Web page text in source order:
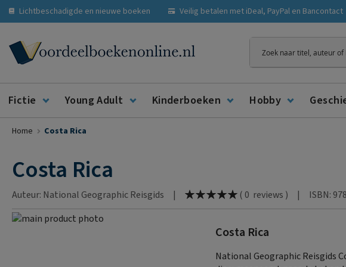
Lichtbeschadigde en nieuwe boeken Veilig betalen met iDeal, PayPal en Bancontact
Zoeken
Fictie Young Adult Kinderboeken Hobby
Home Costa Rica
Costa Rica
Auteur: National Geographic Reisgids |
Waardering:
% of100
( 0 reviews ) |
ISBN:
Ga
Costa Rica
National Geographic Reisgids